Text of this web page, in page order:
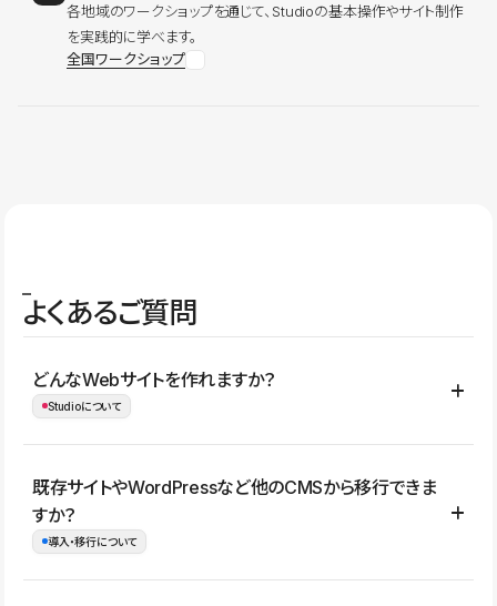
各地域のワークショップを通じて、Studioの基本操作やサイト制作
を実践的に学べます。
全国ワークショップ
よくあるご質問
どんなWebサイトを作れますか？
Studioについて
コーポレートサイト、サービスサイト、LP、採用サイト、ブロ
グ・メディア、イベントサイト、店舗・商品紹介サイト、ポートフ
ォリオなど幅広く制作できます。
既存サイトやWordPressなど他のCMSから移行できま
すか？
導入・移行について